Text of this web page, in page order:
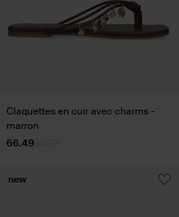
Claquettes en cuir avec charms -
marron
66.49
new